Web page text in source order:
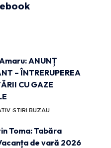
ANUNȚ
– ÎNTRERUPEREA
CU GAZE
STIRI BUZAU
Toma: Tabăra
de vară 2026